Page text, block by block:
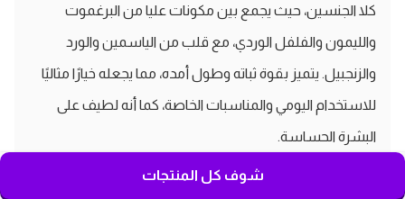
كلا الجنسين، حيث يجمع بين مكونات عليا من البرغموت
والليمون والفلفل الوردي، مع قلب من الياسمين والورد
والزنجبيل. يتميز بقوة ثباته وطول أمده، مما يجعله خيارًا مثاليًا
للاستخدام اليومي والمناسبات الخاصة، كما أنه لطيف على
البشرة الحساسة.
شوف كل المنتجات